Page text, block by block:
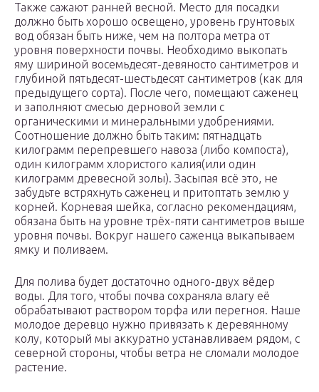
Также сажают ранней весной. Место для посадки
должно быть хорошо освещено, уровень грунтовых
вод обязан быть ниже, чем на полтора метра от
уровня поверхности почвы. Необходимо выкопать
яму шириной восемьдесят-девяносто сантиметров и
глубиной пятьдесят-шестьдесят сантиметров (как для
предыдущего сорта). После чего, помещают саженец
и заполняют смесью дерновой земли с
органическими и минеральными удобрениями.
Соотношение должно быть таким: пятнадцать
килограмм перепревшего навоза (либо компоста),
один килограмм хлористого калия(или один
килограмм древесной золы). Засыпая всё это, не
забудьте встряхнуть саженец и притоптать землю у
корней. Корневая шейка, согласно рекомендациям,
обязана быть на уровне трёх-пяти сантиметров выше
уровня почвы. Вокруг нашего саженца выкапываем
ямку и поливаем.
Для полива будет достаточно одного-двух вёдер
воды. Для того, чтобы почва сохраняла влагу её
обрабатывают раствором торфа или перегноя. Наше
молодое деревцо нужно привязать к деревянному
колу, который мы аккуратно устанавливаем рядом, с
северной стороны, чтобы ветра не сломали молодое
растение.